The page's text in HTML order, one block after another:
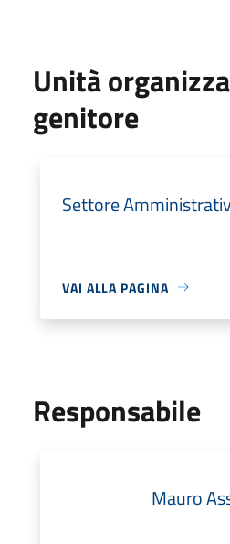
Unità
genitore
Settore
VAI ALLA PAGINA
Responsabile
Mauro